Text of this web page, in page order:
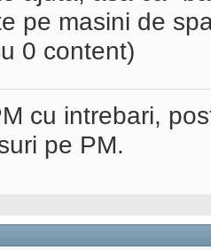
pe masini de
0 content)
cu intrebari,
pe PM.